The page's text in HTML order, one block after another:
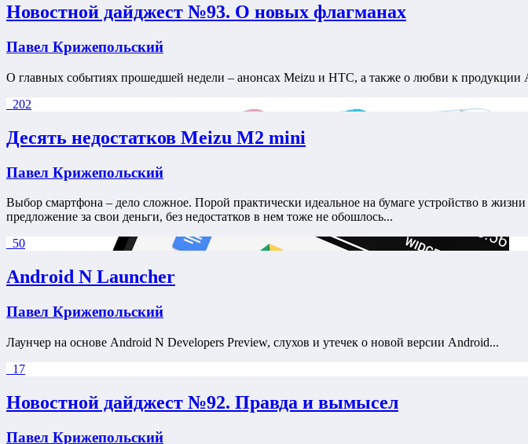
Новостной дайджест №93. О новых флагманах
Павел Крижепольский
О главных событиях прошедшей недели – анонсах Meizu и HTC, а также о любви к продукции
202
Десять недостатков Meizu M2 mini
Павел Крижепольский
Выбор смартфона – дело сложное. Порой практически идеальное на бумаге устройство в
предложение за свои деньги, без недостатков в нем тоже не обошлось...
50
Android N Launcher
Павел Крижепольский
Лаунчер на основе Android N Developers Preview, слухов и утечек о новой версии Android...
17
Новостной дайджест №92. Правда и вымысел
Павел Крижепольский